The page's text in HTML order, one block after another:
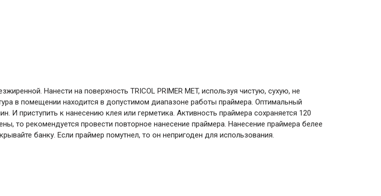
Нанести на поверхность TRICOL PRIMER MET, используя чистую, сухую, не
в помещении находится в допустимом диапазоне работы праймера. Оптимальный
приступить к нанесению клея или герметика. Активность праймера сохраняется 120
то рекомендуется провести повторное нанесение праймера. Нанесение праймера белее
банку. Если праймер помутнел, то он непригоден для использования.
бани и сауны
для клининга и уборки